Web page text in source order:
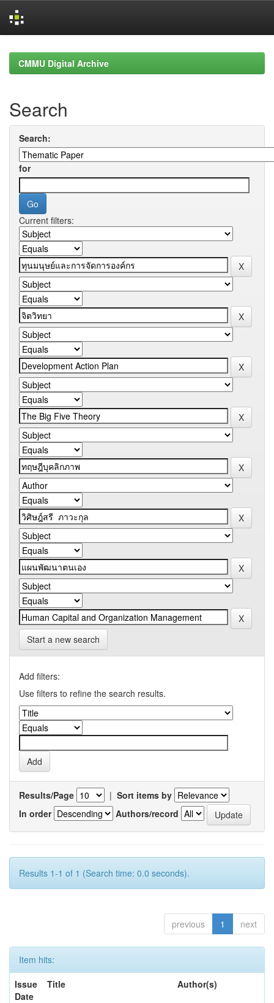
navigationCMMU Digital Archive
Search
Search:
for
Current filters:
Start a new search
Add filters:
Use filters to refine the search results.
Results/Page | Sort items by
In order
Authors/record
Results 1-1 of 1 (Search time: 0.0 seconds).
previous 1 next
Item hits:
Issue
Date
Title Author(s)